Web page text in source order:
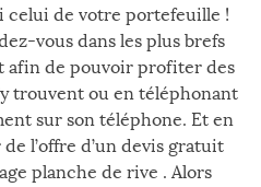
celui de votre portefeuille !
vous dans les plus brefs
afin de pouvoir profiter des
trouvent ou en téléphonant
sur son téléphone. Et en
l’offre d’un devis gratuit
planche de rive . Alors